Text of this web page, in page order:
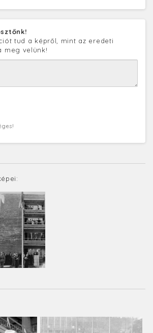
tud a képről, mint az eredeti
meg velünk!